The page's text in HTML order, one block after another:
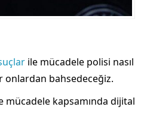
ile mücadele polisi nasıl
bahsedeceğiz.
mücadele kapsamında dijital